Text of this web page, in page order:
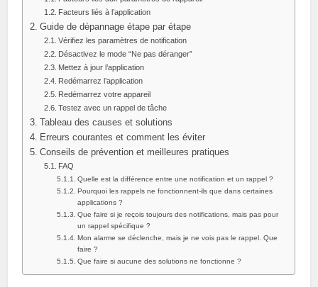
Facteurs liés à l’application
Guide de dépannage étape par étape
Vérifiez les paramètres de notification
Désactivez le mode “Ne pas déranger”
Mettez à jour l’application
Redémarrez l’application
Redémarrez votre appareil
Testez avec un rappel de tâche
Tableau des causes et solutions
Erreurs courantes et comment les éviter
Conseils de prévention et meilleures pratiques
FAQ
Quelle est la différence entre une notification et un rappel ?
Pourquoi les rappels ne fonctionnent-ils que dans certaines
applications ?
Que faire si je reçois toujours des notifications, mais pas pour
un rappel spécifique ?
Mon alarme se déclenche, mais je ne vois pas le rappel. Que
faire ?
Que faire si aucune des solutions ne fonctionne ?